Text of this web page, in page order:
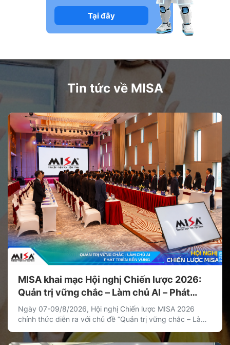
Tại đây
Tin tức về MISA
MISA khai mạc Hội nghị Chiến lược 2026:
Quản trị vững chắc – Làm chủ AI – Phát
triển bền vững
Ngày 07-09/8/2026, Hội nghị Chiến lược MISA 2026
chính thức diễn ra với chủ đề “Quản trị vững chắc – Làm
lược thường niên của MISA nhằm thống nhất định hướng